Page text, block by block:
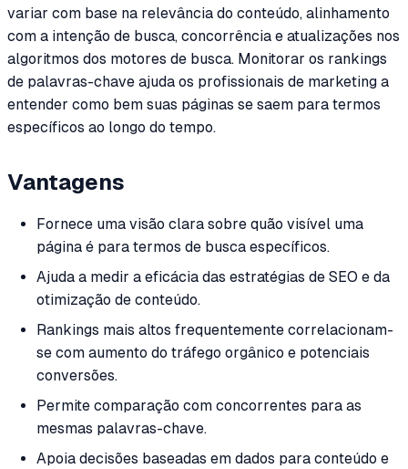
variar com base na relevância do conteúdo, alinhamento
com a intenção de busca, concorrência e atualizações nos
algoritmos dos motores de busca. Monitorar os rankings
de palavras-chave ajuda os profissionais de marketing a
entender como bem suas páginas se saem para termos
específicos ao longo do tempo.
Vantagens
Fornece uma visão clara sobre quão visível uma
página é para termos de busca específicos.
Ajuda a medir a eficácia das estratégias de SEO e da
otimização de conteúdo.
Rankings mais altos frequentemente correlacionam-
se com aumento do tráfego orgânico e potenciais
conversões.
Permite comparação com concorrentes para as
mesmas palavras-chave.
Apoia decisões baseadas em dados para conteúdo e